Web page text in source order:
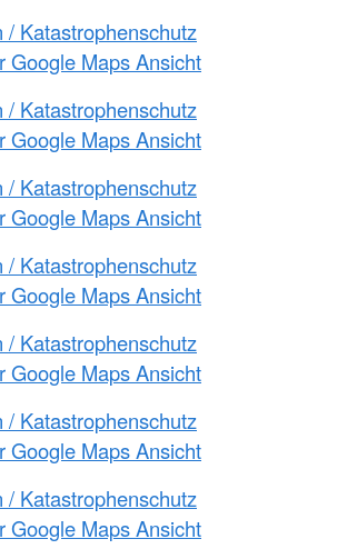
/ Katastrophenschutz
Google Maps Ansicht
/ Katastrophenschutz
Google Maps Ansicht
/ Katastrophenschutz
Google Maps Ansicht
/ Katastrophenschutz
Google Maps Ansicht
/ Katastrophenschutz
Google Maps Ansicht
/ Katastrophenschutz
Google Maps Ansicht
/ Katastrophenschutz
Google Maps Ansicht